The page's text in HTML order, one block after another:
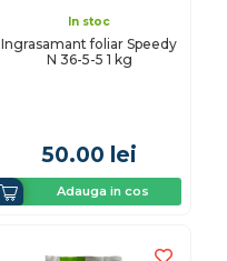
In stoc
Ingrasamant foliar Speedy
N 36-5-5 1 kg
50.00 lei
Adauga in cos